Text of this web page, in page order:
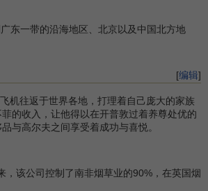
东一带的沿海地区、北京以及中国北方地
[编辑]
往返于世界各地，打理着自己庞大的家族
的收入，让他得以在开普敦过着养尊处优的
与高尔夫之间享受着成功与喜悦。
该公司控制了南非烟草业的90%，在英国烟